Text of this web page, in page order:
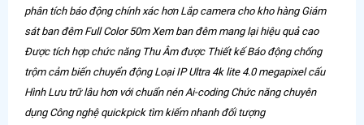
phân tích báo động chính xác hơn Lắp camera cho kho hàng Giám
sát ban đêm Full Color 50m Xem ban đêm mang lại hiệu quả cao
Được tích hợp chức năng Thu Âm được Thiết kế Báo động chống
trộm cảm biến chuyển động Loại IP Ultra 4k lite 4.0 megapixel cấu
Hình Lưu trữ lâu hơn với chuẩn nén Ai-coding Chức năng chuyên
dụng Công nghệ quickpick tìm kiếm nhanh đối tượng